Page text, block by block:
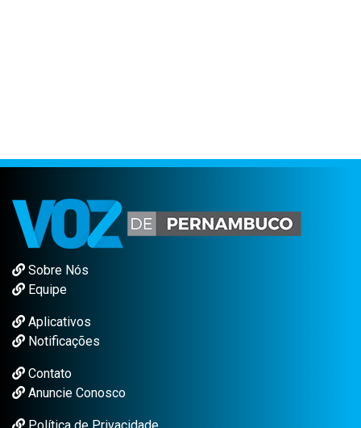
Sobre Nós
Equipe
Aplicativos
Notificações
Contato
Anuncie Conosco